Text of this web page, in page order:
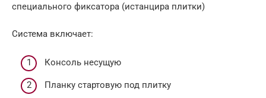
специального фиксатора (истанцира плитки)
Система включает:
Консоль несущую
Планку стартовую под плитку